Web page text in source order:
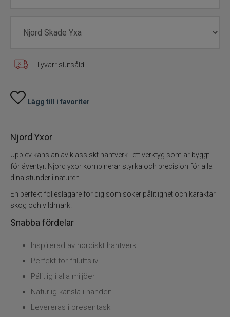
Doftmedel och färger
Mete
Övrigt
Flugfiske
Vinterfiske
Kläder
Trolling
Specimenfiske
Varumärken
Tyvärr slutsåld
Lägg till i favoriter
Njord Yxor
Upplev känslan av klassiskt hantverk i ett verktyg som är byggt
för äventyr. Njord yxor kombinerar styrka och precision för alla
dina stunder i naturen.
En perfekt följeslagare för dig som söker pålitlighet och karaktär i
skog och vildmark.
Snabba fördelar
Inspirerad av nordiskt hantverk
Perfekt för friluftsliv
Pålitlig i alla miljöer
Naturlig känsla i handen
Levereras i presentask